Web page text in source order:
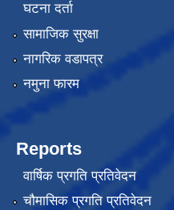
घटना दर्ता
सामाजिक सुरक्षा
नागरिक वडापत्र
नमुना फारम
Reports
वार्षिक प्रगति प्रतिवेदन
चौमासिक प्रगति प्रतिवेदन